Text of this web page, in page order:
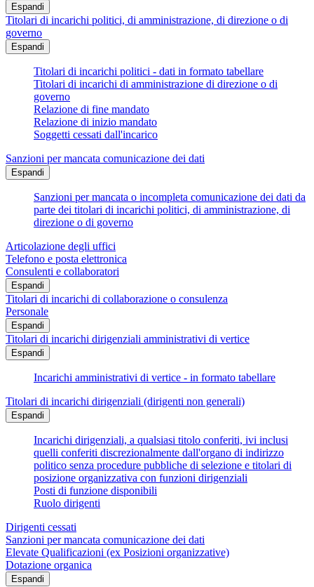
Espandi
Titolari di incarichi politici, di amministrazione, di direzione o di
governo
Espandi
Titolari di incarichi politici - dati in formato tabellare
Titolari di incarichi di amministrazione di direzione o di
governo
Relazione di fine mandato
Relazione di inizio mandato
Soggetti cessati dall'incarico
Sanzioni per mancata comunicazione dei dati
Espandi
Sanzioni per mancata o incompleta comunicazione dei dati da
parte dei titolari di incarichi politici, di amministrazione, di
direzione o di governo
Articolazione degli uffici
Telefono e posta elettronica
Consulenti e collaboratori
Espandi
Titolari di incarichi di collaborazione o consulenza
Personale
Espandi
Titolari di incarichi dirigenziali amministrativi di vertice
Espandi
Incarichi amministrativi di vertice - in formato tabellare
Titolari di incarichi dirigenziali (dirigenti non generali)
Espandi
Incarichi dirigenziali, a qualsiasi titolo conferiti, ivi inclusi
quelli conferiti discrezionalmente dall'organo di indirizzo
politico senza procedure pubbliche di selezione e titolari di
posizione organizzativa con funzioni dirigenziali
Posti di funzione disponibili
Ruolo dirigenti
Dirigenti cessati
Sanzioni per mancata comunicazione dei dati
Elevate Qualificazioni (ex Posizioni organizzative)
Dotazione organica
Espandi